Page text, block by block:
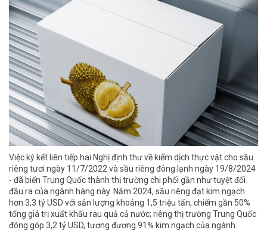
Việc ký kết liên tiếp hai Nghị định thư về kiểm dịch thực vật cho sầu
riêng tươi ngày 11/7/2022 và sầu riêng đông lạnh ngày 19/8/2024
- đã biến Trung Quốc thành thị trường chi phối gần như tuyệt đối
đầu ra của ngành hàng này. Năm 2024, sầu riêng đạt kim ngạch
hơn 3,3 tỷ USD với sản lượng khoảng 1,5 triệu tấn, chiếm gần 50%
tổng giá trị xuất khẩu rau quả cả nước; riêng thị trường Trung Quốc
đóng góp 3,2 tỷ USD, tương đương 91% kim ngạch của ngành.